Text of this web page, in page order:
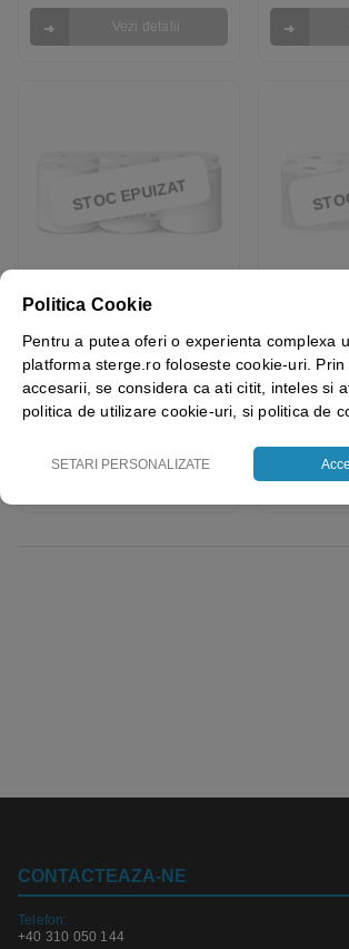
Vezi detalii
STOC EPUIZAT
Rola prosop cu derulare
centrala, 2 straturi, alb,
celuloza 100%, 150 m, 396
portii, certificata Food
Contact, Ecolabel, Bulkysoft
Premium 96601
centrala
274
role/bax,
industria
CONTACTEAZA-NE
Telefon:
+40 310 050 144
Politica Cookie
Pentru a putea oferi o experienta complexa
platforma sterge.ro foloseste cookie-uri. Prin
accesarii, se considera ca ati citit, inteles si
politica de utilizare cookie-uri, si politica de
SETARI PERSONALIZATE